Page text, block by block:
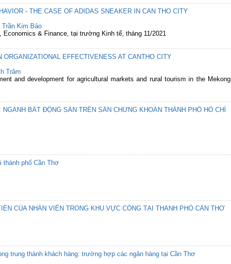
- THE CASE OF ADIDAS SNEAKER IN CAN THO CITY
Trần Kim Bảo
& Finance, tại trường Kinh tế, tháng 11/2021
EFFECTIVENESS AT CANTHO CITY
Trâm
and development for agricultural markets and rural tourism in the Mekong
BẤT ĐỘNG SẢN TRÊN SÀN CHỨNG KHOÁN THÀNH PHỐ HỒ CHÍ
thành phố Cần Thơ
CỦA NHÂN VIÊN TRONG KHU VỰC CÔNG TẠI THÀNH PHỐ CẦN THƠ
trung thành khách hàng: trường hợp các ngân hàng tại Cần Thơ